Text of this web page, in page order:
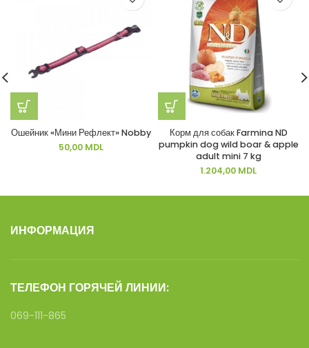
Ошейник «Мини Рефлект» Nobby
50,00 MDL
Корм для собак Farmina ND
pumpkin dog wild boar & apple
adult mini 7 kg
1.204,00 MDL
ИНФОРМАЦИЯ
ТЕЛЕФОН ГОРЯЧЕЙ ЛИНИИ:
069-111-865